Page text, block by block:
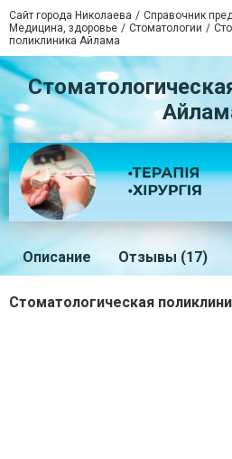
Сайт города Николаева
Справочник
Медицина, здоровье
Стоматологии
поликлиника Айлама
Описание Отзывы (17)
Стоматологическая